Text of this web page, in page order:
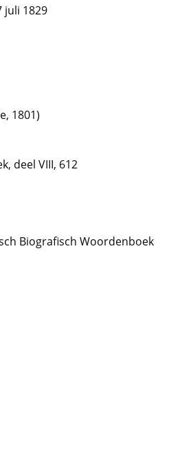
juli 1829
1801)
deel VIII, 612
Biografisch Woordenboek